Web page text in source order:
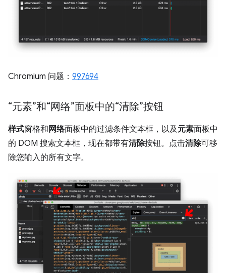
Chromium 问题： 997694
“元素”和“网络”面板中的“清除”按钮
样式窗格和 网络面板中的过滤条件文本框，以及元素面板中
的 DOM 搜索文本框，现在都带有清除按钮。点击清除可移
除您输入的所有文字。